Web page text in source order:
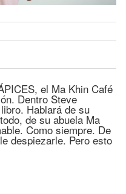
el Ma Khin Café
Dentro Steve
Hablará de su
de su abuela Ma
Como siempre. De
despiezarle. Pero esto